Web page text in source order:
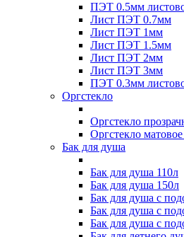
ПЭТ 0.5мм
Лист ПЭТ 0.7мм
Лист ПЭТ 1мм
Лист ПЭТ 1.5мм
Лист ПЭТ 2мм
Лист ПЭТ 3мм
ПЭТ 0.3мм
Оргстекло
Оргстекло
Оргстекло
Бак для душа
Бак для душа 110л
Бак для душа 150л
Бак для душа с
Бак для душа с
Бак для душа с